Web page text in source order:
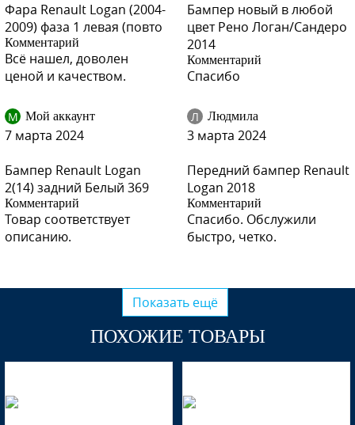
369 - BLANC GLACIER, GLACIER WHITE, GLACIER VALKOINEN,
ARCTIC WHITE, ARKTIS WEISS (Белый лед) (СОЛИД)
676 - NOIR NACRE, PEARL BLACK (Черная жемчужина)
676 - NOIR NACRE, PEARL BLACK (Черная жемчужина)
676 - NOIR NACRE, PEARL BLACK (Черная жемчужина)
Фара Renault Logan (2004-
2009) фаза 1 левая (повто
Комментарий
Всё нашел, доволен
ценой и качеством.
Бампер новый в любой
цвет Рено Логан/Сандеро
2014
Комментарий
Спасибо
М Мой аккаунт
7 марта 2024
Бампер Renault Logan
2(14) задний Белый 369
Комментарий
Товар соответствует
описанию.
Л Людмила
3 марта 2024
Передний бампер Renault
Logan 2018
Комментарий
Спасибо. Обслужили
быстро, четко.
Показать ещё
ПОХОЖИЕ ТОВАРЫ